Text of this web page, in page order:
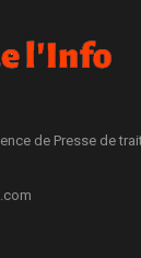
de Presse de